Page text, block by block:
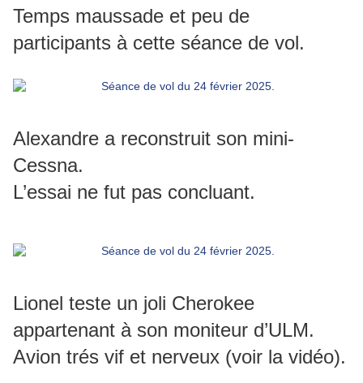
Temps maussade et peu de
participants à cette séance de vol.
Alexandre a reconstruit son mini-
Cessna.
L’essai ne fut pas concluant.
Lionel teste un joli Cherokee
appartenant à son moniteur d’ULM.
Avion trés vif et nerveux (voir la vidéo).